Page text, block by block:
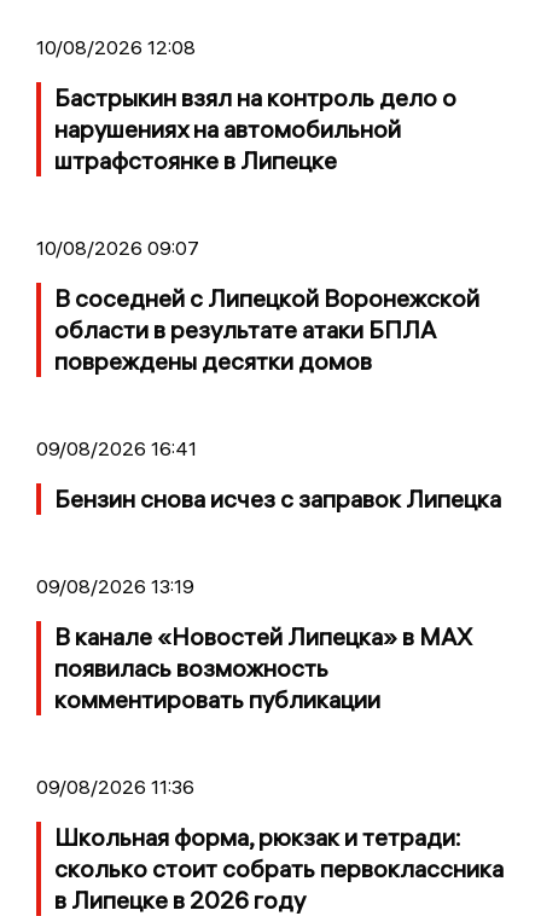
10/08/2026 12:08
Бастрыкин взял на контроль дело о
нарушениях на автомобильной
штрафстоянке в Липецке
10/08/2026 09:07
В соседней с Липецкой Воронежской
области в результате атаки БПЛА
повреждены десятки домов
09/08/2026 16:41
Бензин снова исчез с заправок Липецка
09/08/2026 13:19
В канале «Новостей Липецка» в MAX
появилась возможность
комментировать публикации
09/08/2026 11:36
Школьная форма, рюкзак и тетради:
сколько стоит собрать первоклассника
в Липецке в 2026 году